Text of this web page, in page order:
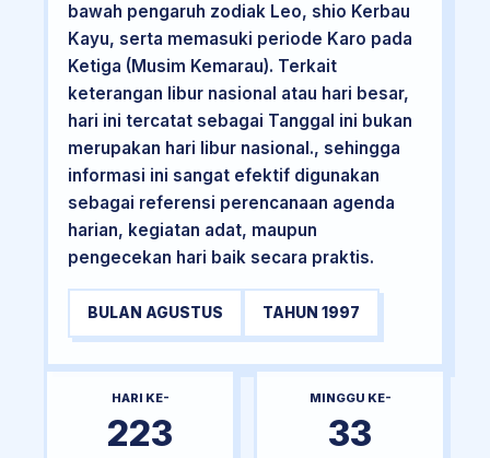
bawah pengaruh zodiak Leo, shio Kerbau
Kayu, serta memasuki periode Karo pada
Ketiga (Musim Kemarau). Terkait
keterangan libur nasional atau hari besar,
hari ini tercatat sebagai Tanggal ini bukan
merupakan hari libur nasional., sehingga
informasi ini sangat efektif digunakan
sebagai referensi perencanaan agenda
harian, kegiatan adat, maupun
pengecekan hari baik secara praktis.
BULAN AGUSTUS TAHUN 1997
HARI KE-
223
MINGGU KE-
33